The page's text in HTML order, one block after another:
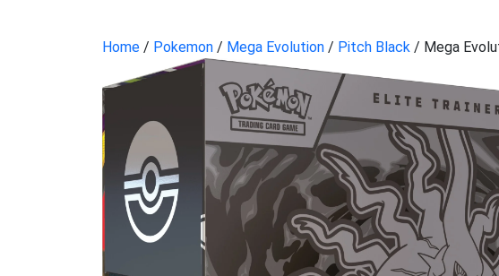
Home / Pokemon / Mega Evolution / Pitch Black / Mega